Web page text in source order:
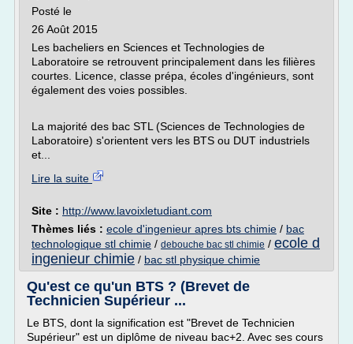
Posté le
26 Août 2015
Les bacheliers en Sciences et Technologies de
Laboratoire se retrouvent principalement dans les filières
courtes. Licence, classe prépa, écoles d'ingénieurs, sont
également des voies possibles.
La majorité des bac STL (Sciences de Technologies de
Laboratoire) s'orientent vers les BTS ou DUT industriels
et...
Lire la suite
Site : http://www.lavoixletudiant.com
Thèmes liés : ecole d'ingenieur apres bts chimie / bac
technologique stl chimie / debouche bac stl chimie / ecole d
ingenieur chimie / bac stl physique chimie
Qu'est ce qu'un BTS ? (Brevet de
Technicien Supérieur ...
Le BTS, dont la signification est "Brevet de Technicien
Supérieur" est un diplôme de niveau bac+2. Avec ses cours